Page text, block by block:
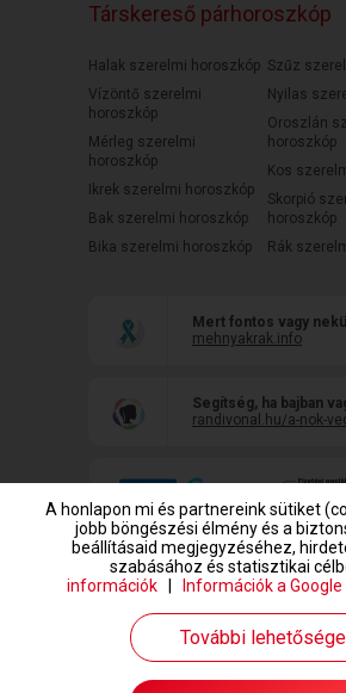
Társkereső párhoroszkóp
Halak szerelmi horoszkóp
Vízöntő szerelmi
horoszkóp
Mérleg szerelmi
horoszkóp
Ikrek szerelmi horoszkóp
Bak szerelmi horoszkóp
Bika szerelmi horoszkóp
Szűz
Nyilas
Oroszlán
horoszkóp
Kos
Skorpió
horoszkóp
Rák
Mert fontos vagy
mehnyakrak.info
Segítség, ha bajban
randivonal.hu/a-nok-
www.randivonal.hu © Copyright 1999-2026
A honlapon mi és partnereink sütiket
jobb böngészési élmény és a
beállításaid megjegyzéséhez,
szabásához és statisztikai
információk
Információk a
További